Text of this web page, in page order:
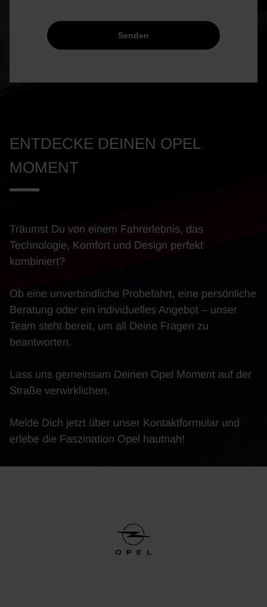
Senden
ENTDECKE DEINEN OPEL
MOMENT
Träumst Du von einem Fahrerlebnis, das
Technologie, Komfort und Design perfekt
kombiniert?
Ob eine unverbindliche Probefahrt, eine persönliche
Beratung oder ein individuelles Angebot – unser
Team steht bereit, um all Deine Fragen zu
beantworten.
Lass uns gemeinsam Deinen Opel Moment auf der
Straße verwirklichen.
Melde Dich jetzt über unser Kontaktformular und
erlebe die Faszination Opel hautnah!